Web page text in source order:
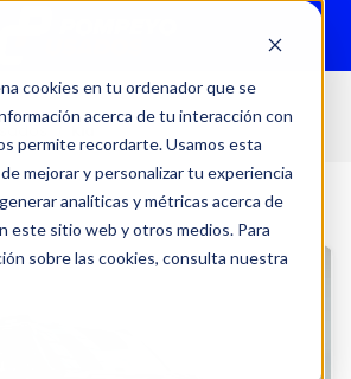
cookies en tu ordenador que se
acerca de tu interacción con
permite recordarte. Usamos esta
mejorar y personalizar tu experiencia
analíticas y métricas acerca de
este sitio web y otros medios. Para
sobre las cookies, consulta nuestra